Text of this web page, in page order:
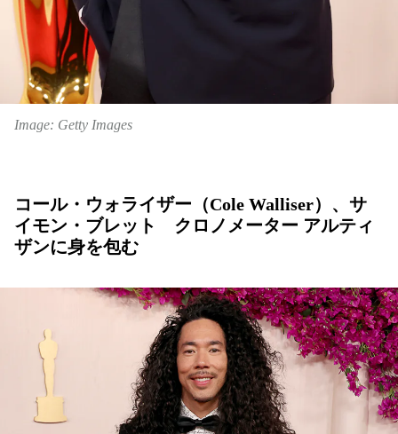
Image: Getty Images
コール・ウォライザー（Cole Walliser）、サ
イモン・ブレット クロノメーター アルティ
ザンに身を包む